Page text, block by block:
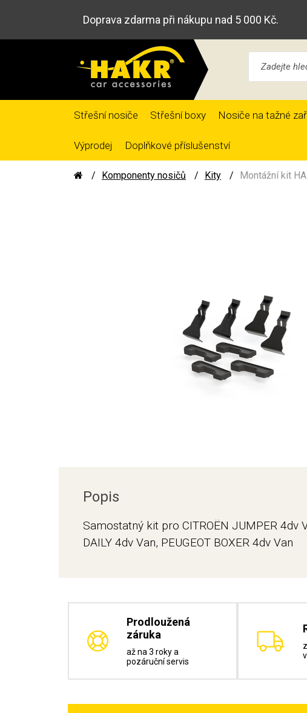
Doprava zdarma při nákupu nad 5 000 Kč.
Střešní nosiče Střešní boxy Nosiče na tažné
Výprodej Doplňkové příslušenství
Komponenty nosičů Kity Montážní kit
Popis
Samostatný kit pro CITROËN JUMPER 4dv
DAILY 4dv Van, PEUGEOT BOXER 4dv Van
Prodloužená
záruka
až na 3 roky a
pozáruční servis